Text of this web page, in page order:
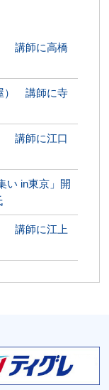
講師に高橋
） 講師に寺
講師に江口
い in東京」開
講師に江上